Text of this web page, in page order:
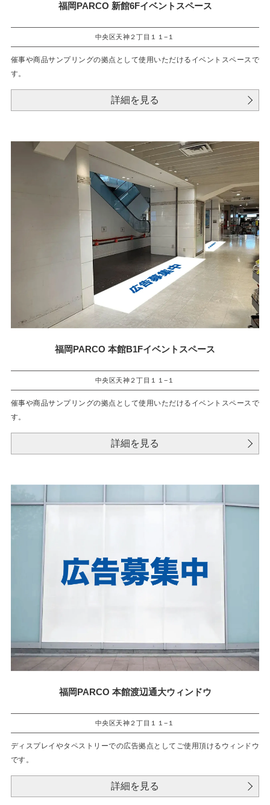
福岡PARCO 新館6Fイベントスペース
中央区天神２丁目１１−１
催事や商品サンプリングの拠点として使用いただけるイベントスペースで
す。
詳細を見る
福岡PARCO 本館B1Fイベントスペース
中央区天神２丁目１１−１
催事や商品サンプリングの拠点として使用いただけるイベントスペースで
す。
詳細を見る
福岡PARCO 本館渡辺通大ウィンドウ
中央区天神２丁目１１−１
ディスプレイやタペストリーでの広告拠点としてご使用頂けるウィンドウ
です。
詳細を見る